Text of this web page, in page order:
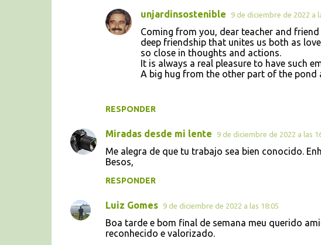
RESPONDER
unjardinsostenible 9 de diciembre de 2022 a
Coming from you, dear teacher and
deep friendship that unites us both as
so close in thoughts and actions.
It is always a real pleasure to have such
A big hug from the other part of the pond
Miradas desde mi lente 9 de diciembre de 2022 a las
Me alegra de que tu trabajo sea bien conocido.
Besos,
RESPONDER
Luiz Gomes 9 de diciembre de 2022 a las 18:05
Boa tarde e bom final de semana meu querido
reconhecido e valorizado.